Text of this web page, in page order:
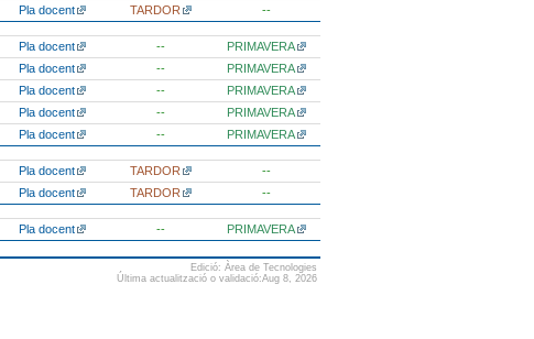
Pla docent TARDOR --
Pla docent --
PRIMAVERA
Pla docent --
PRIMAVERA
Pla docent --
PRIMAVERA
Pla docent --
PRIMAVERA
Pla docent -- PRIMAVERA
Pla docent TARDOR
--
Pla docent TARDOR --
Pla docent -- PRIMAVERA
Edició: Àrea de Tecnologies
Última actualització o validació:Aug 8, 2026